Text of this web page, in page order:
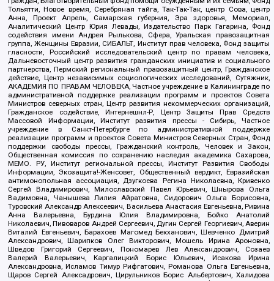
Тольятти, Новое время, Серебряная тайга, Так-Так-Так, центр Сова, центр
Анна, Проект Апрель, Самарская губерния, Эра здоровья, Мемориал,
Аналитический Центр Юрия Левады, Издательство Парк Гагарина, Фонд
содействия имени Андрея Рылькова, Сфера, Уральская правозащитная
группа, Женщины Евразии, СИБАЛЬТ, Институт прав человека, Фонд защиты
гласности, Российский исследовательский центр по правам человека,
Дальневосточный центр развития гражданских инициатив и социального
партнерства, Пермский региональный правозащитный центр, Гражданское
действие, Центр независимых социологических исследований, Сутяжник,
АКАДЕМИЯ ПО ПРАВАМ ЧЕЛОВЕКА, Частное учреждение в Калининграде по
административной поддержке реализации программ и проектов Совета
Министров северных стран, Центр развития некоммерческих организаций,
Гражданское содействие, Интернешнл-Р, Центр Защиты Прав Средств
Массовой Информации, Институт развития прессы - Сибирь, Частное
учреждение в Санкт-Петербурге по административной поддержке
реализации программ и проектов Совета Министров Северных Стран, Фонд
поддержки свободы прессы, Гражданский контроль, Человек и Закон,
Общественная комиссия по сохранению наследия академика Сахарова,
МЕМО. РУ, Институт региональной прессы, Институт Развития Свободы
Информации, Экозащита!-Женсовет, Общественный вердикт, Евразийская
антимонопольная ассоциация, Дзугкоева Регина Николаевна, Кривенко
Сергей Владимирович, Милославский Павел Юрьевич, Шнырова Ольга
Вадимовна, Чанышева Лилия Айратовна, Сидорович Ольга Борисовна,
Туровский Александр Алексеевич, Васильева Анастасия Евгеньевна, Ривина
Анна Валерьевна, Бурдина Юлия Владимировна, Бойко Анатолий
Николаевич, Пивоваров Андрей Сергеевич, Дугин Сергей Георгиевич, Аверин
Виталий Евгеньевич, Барахоев Магомед Бекханович, Шевченко Дмитрий
Александрович, Шарипков Олег Викторович, Мошель Ирина Ароновна,
Шведов Григорий Сергеевич, Пономарев Лев Александрович, Созаев
Валерий Валерьевич, Каргалицкий Борис Юльевич, Исакова Ирина
Александровна, Исламов Тимур Рифгатович, Романова Ольга Евгеньевна,
Щаров Сергей Алексадрович, Цирульников Борис Альбертович, Халидова